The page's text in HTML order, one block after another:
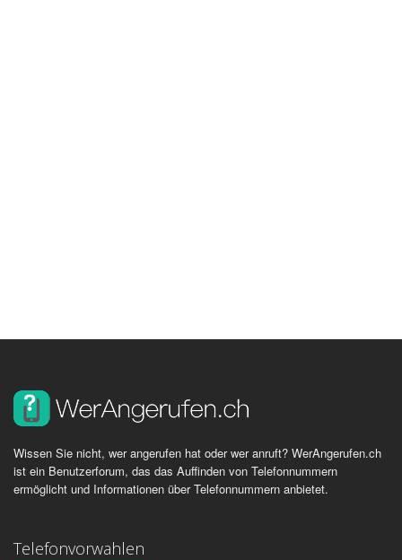
Wissen Sie nicht, wer angerufen hat oder wer anruft? WerAngerufen.ch
ist ein Benutzerforum, das das Auffinden von Telefonnummern
ermöglicht und Informationen über Telefonnummern anbietet.
Telefonvorwahlen